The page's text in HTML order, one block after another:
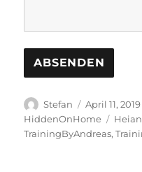
Autor
Stefan
am
April 11, 2019
HiddenOnHome
TrainingByAndreas,